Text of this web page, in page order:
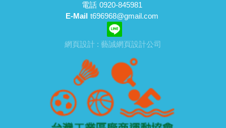
電話 0920-845981
E-Mail t696968@gmail.com
網頁設計 : 藝誠網頁設計公司